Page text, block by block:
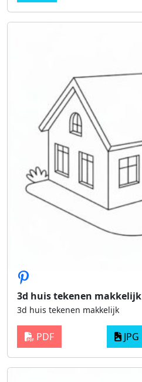
3d huis tekenen makkelijk
3d huis tekenen makkelijk
PDF JPG